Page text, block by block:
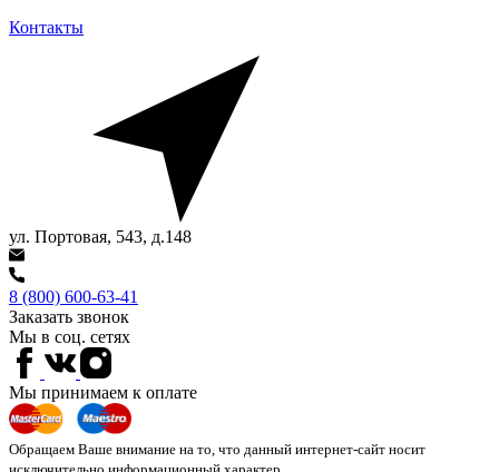
Контакты
ул. Портовая, 543, д.148
8 (800) 600-63-41
Заказать звонок
Мы в соц. сетях
Мы принимаем к оплате
Обращаем Ваше внимание на то, что данный интернет-сайт носит